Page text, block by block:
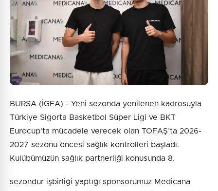
BURSA (İGFA) - Yeni sezonda yenilenen kadrosuyla
Türkiye Sigorta Basketbol Süper Ligi ve BKT
Eurocup’ta mücadele verecek olan TOFAŞ’ta 2026-
2027 sezonu öncesi sağlık kontrolleri başladı.
Kulübümüzün sağlık partnerliği konusunda 8.
sezondur işbirliği yaptığı sponsorumuz Medicana